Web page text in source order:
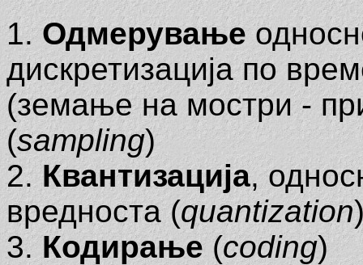
1.Одмерување
дискретизација по
(земање на мостри -
(sampling)
2.Квантизација,
вредноста (quantization
3.Кодирање(coding)